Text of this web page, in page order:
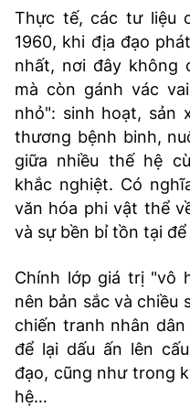
Thực tế, các tư liệu
1960, khi địa đạo
nhất, nơi đây không
mà còn gánh vác
nhỏ": sinh hoạt, sản
thương bệnh binh,
giữa nhiều thế hệ
khắc nghiệt. Có
văn hóa phi vật thể
và sự bền bỉ tồn tại
Chính lớp giá trị "vô
nên bản sắc và chiều
chiến tranh nhân
để lại dấu ấn lên
đạo, cũng như trong
hệ…